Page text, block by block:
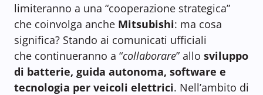
limiteranno a una “cooperazione strategica”
che coinvolga anche Mitsubishi: ma cosa
significa? Stando ai comunicati ufficiali
che continueranno a “collaborare” allo sviluppo
di batterie, guida autonoma, software e
tecnologia per veicoli elettrici. Nell’ambito di